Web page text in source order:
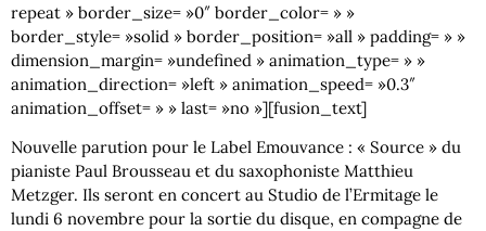
repeat » border_size= »0″ border_color= » »
border_style= »solid » border_position= »all » padding= » »
dimension_margin= »undefined » animation_type= » »
animation_direction= »left » animation_speed= »0.3″
animation_offset= » » last= »no »][fusion_text]
Nouvelle parution pour le Label Emouvance : « Source » du
pianiste Paul Brousseau et du saxophoniste Matthieu
Metzger. Ils seront en concert au Studio de l’Ermitage le
lundi 6 novembre pour la sortie du disque, en compagne de